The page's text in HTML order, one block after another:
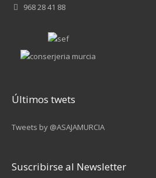
968 28 41 88
Últimos twets
Tweets by @ASAJAMURCIA
Suscribirse al Newsletter